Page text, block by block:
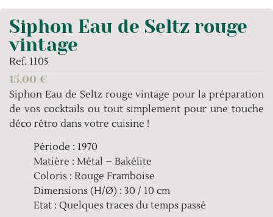
Siphon Eau de Seltz rouge
vintage
Ref. 1105
15,00 €
Siphon Eau de Seltz rouge vintage pour la préparation
de vos cocktails ou tout simplement pour une touche
déco rétro dans votre cuisine !
Période : 1970
Matière : Métal – Bakélite
Coloris : Rouge Framboise
Dimensions (H/Ø) : 30 / 10 cm
Etat : Quelques traces du temps passé